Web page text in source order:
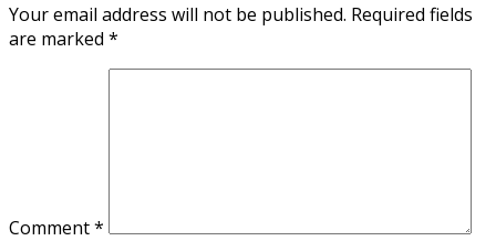
Your email address will not be published. Required fields
are marked *
Comment*